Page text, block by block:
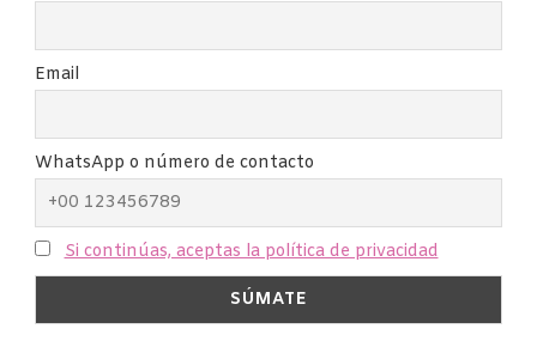
Email
WhatsApp o número de contacto
Si continúas, aceptas la política de privacidad